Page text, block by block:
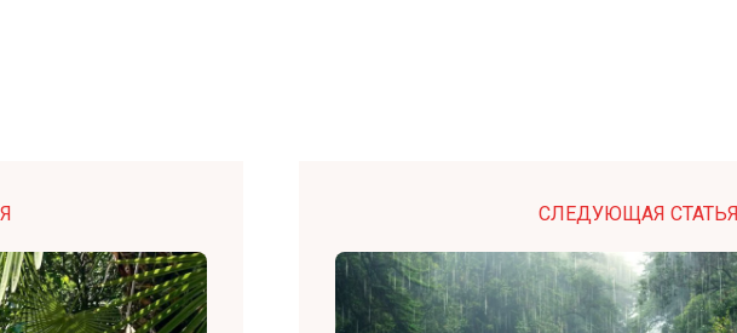
СЛЕДУЮЩАЯ СТАТЬЯ